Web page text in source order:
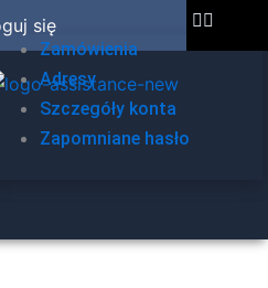
się
Zamówienia
Adresy
Szczegóły konta
Zapomniane hasło